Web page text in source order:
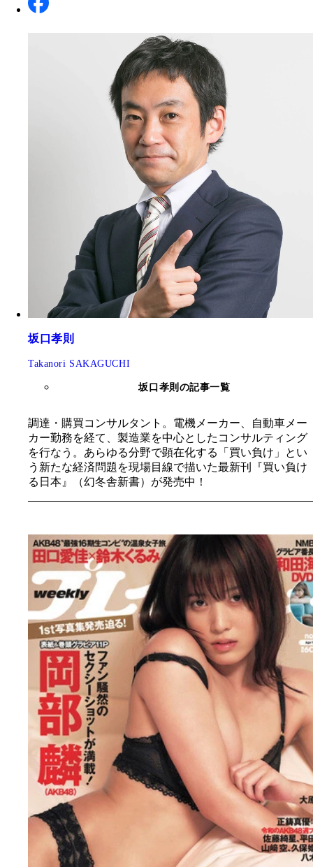
坂口孝則
Takanori SAKAGUCHI
坂口孝則の記事一覧
調達・購買コンサルタント。電機メーカー、自動車メー
カー勤務を経て、製造業を中心としたコンサルティング
を行なう。あらゆる分野で顕在化する「買い負け」とい
う新たな経済問題を現場目線で描いた最新刊『買い負け
る日本』（幻冬舎新書）が発売中！